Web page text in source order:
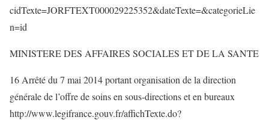
cidTexte=JORFTEXT000029225352&dateTexte=&categorieLie
n=id
MINISTERE DES AFFAIRES SOCIALES ET DE LA SANTE
16 Arrêté du 7 mai 2014 portant organisation de la direction
générale de l’offre de soins en sous-directions et en bureaux
http://www.legifrance.gouv.fr/affichTexte.do?